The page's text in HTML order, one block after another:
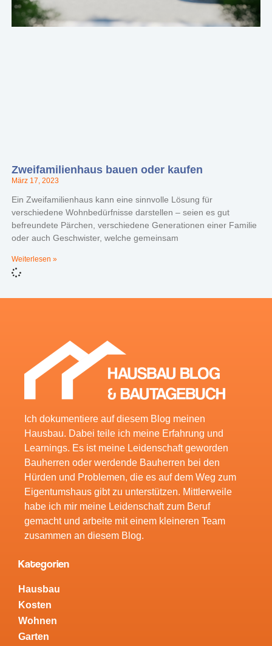
Zweifamilienhaus bauen oder kaufen
März 17, 2023
Ein Zweifamilienhaus kann eine sinnvolle Lösung für
verschiedene Wohnbedürfnisse darstellen – seien es gut
befreundete Pärchen, verschiedene Generationen einer Familie
oder auch Geschwister, welche gemeinsam
Weiterlesen »
Ich dokumentiere auf diesem Blog meinen
Hausbau. Dabei teile ich meine Erfahrung und
Learnings. Es ist meine Leidenschaft geworden
Bauherren oder werdende Bauherren bei den
Hürden und Problemen, die es auf dem Weg zum
Eigentumshaus gibt zu unterstützen. Mittlerweile
habe ich mir meine Leidenschaft zum Beruf
gemacht und arbeite mit einem kleineren Team
zusammen an diesem Blog.
Kategorien
Hausbau
Kosten
Wohnen
Garten